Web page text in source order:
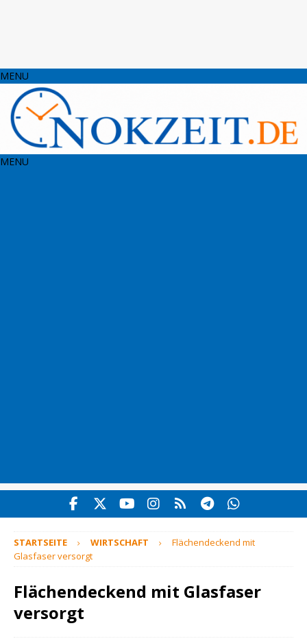
MENU
MENU
STARTSEITE WIRTSCHAFT
Flächendeckend mit
Glasfaser versorgt
Flächendeckend mit Glasfaser
versorgt